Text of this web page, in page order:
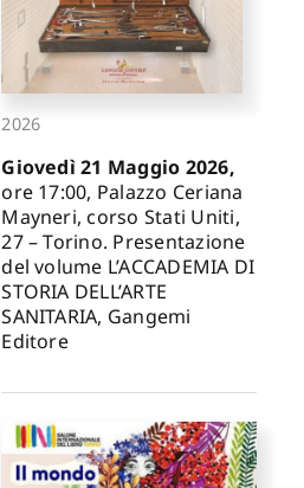
2026
Giovedì 21 Maggio 2026,
ore 17:00, Palazzo Ceriana
Mayneri, corso Stati Uniti,
27 – Torino. Presentazione
del volume L’ACCADEMIA DI
STORIA DELL’ARTE
SANITARIA, Gangemi
Editore